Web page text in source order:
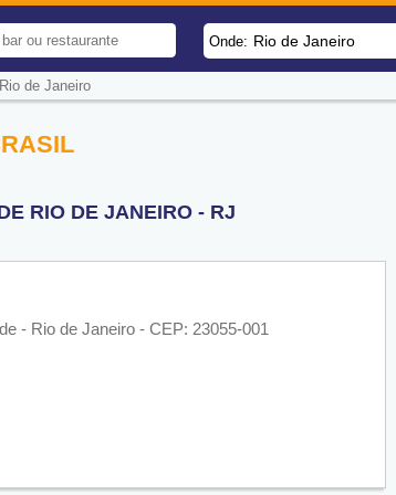
Onde: Rio de Janeiro
Rio de Janeiro
RIO DE JANEIRO - RJ
- Rio de Janeiro - CEP: 23055-001